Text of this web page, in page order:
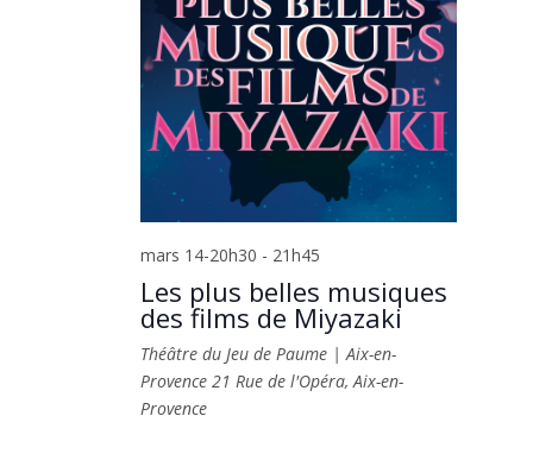
mars 14-20h30 - 21h45
Les plus belles musiques
des films de Miyazaki
Théâtre du Jeu de Paume | Aix-en-
Provence21 Rue de l'Opéra, Aix-en-
Provence